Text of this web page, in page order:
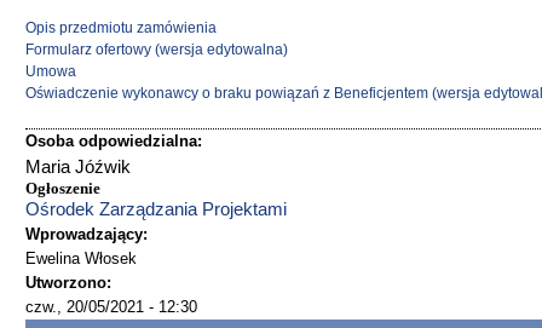
Opis przedmiotu zamówienia
Formularz ofertowy (wersja edytowalna)
Umowa
Oświadczenie wykonawcy o braku powiązań z Beneficjentem (wersja
Osoba odpowiedzialna:
Maria Jóźwik
Ogłoszenie
Ośrodek Zarządzania Projektami
Wprowadzający:
Ewelina Włosek
Utworzono:
czw., 20/05/2021 - 12:30